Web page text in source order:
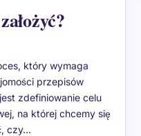
który wymaga
przepisów
zdefiniowanie celu
na której chcemy się
czy…